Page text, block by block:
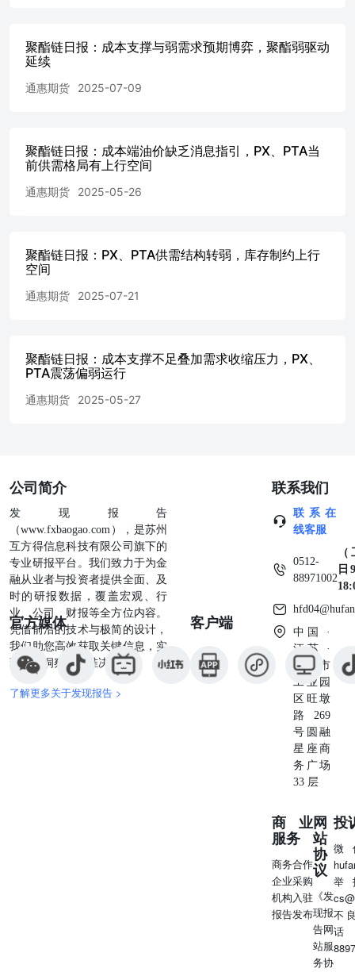
体节奏取决于数据。09月04日：世界黄金协会寻求推出数字
方面-需求 09月05日，轻纺城成交总量为840.0万米，环比增
发部 数据来源：Wind、通惠期货研发部 数据来源：Wind、
通惠期货研发部 数据来源：Wind、通惠期货研发部 数据来
发部 数据来源：Wind、通惠期货研发部 数据来源：Wind、
通惠期货研发部 数据来源：Wind、通惠期货研发部 附录：
的价格走势。用户已经提供了当前的市场数据，并且要求从
到PX和PTA的开工率，但需要结合一般市场情况推断。比
如，如果PX主力合约上涨，可能意味着供应偏紧，或者装
置开工率较高但存在潜在检修计划。PTA主力合约微涨，可
能供应稳定，但近期是否有装置重启或检修会影响未来的供
端方面，PTA工厂库存数据未提及，但价格变动和基差可能
反映库存情况。当前PTA基差为-52，可能显示现货供应相
对充足，库存压力存在。如果库存累积，可能抑制价格上
涨，反之库存下降则支撑价格。 需要结合聚酯产业链知
识，原油价格影响PX成本，下游纺织景气度影响PTA需
求。布油价格下跌到66.88美元，可能降低PX成本，但PX合
约上涨可能反映了其他因素，如供应紧张。PTA加工费的变
化也会影响其价格走势。 总结起来，供给端PX可能因装置
检修而趋紧，PTA供应稳定但有增产可能；需求端聚酯开工
率高且轻纺城需求提升，利好PTA；库存端PTA可能面临压
力，但需求增长可能缓解库存。需要将这些因素综合，做出
价格走势判断。
聚酯链日报：成本支撑与弱需求预期博弈，聚酯弱驱动
延续
通惠期货 2025-07-09
聚酯链日报：成本端油价缺乏消息指引，PX、PTA当
前供需格局有上行空间
通惠期货 2025-05-26
聚酯链日报：PX、PTA供需结构转弱，库存制约上行
空间
通惠期货 2025-07-21
聚酯链日报：成本支撑不足叠加需求收缩压力，PX、
PTA震荡偏弱运行
通惠期货 2025-05-27
公司简介
发现报告
（www.fxbaogao.com），是苏州
互方得信息科技有限公司旗下的
专业研报平台。我们致力于为金
融从业者与投资者提供全面、及
时的研报数据，覆盖宏观、行
业、公司、财报等全方位内容。
凭借前沿的技术与极简的设计，
我们助您高效获取关键信息，实
现深度洞察与精准决策。
了解更多关于发现报告 >
官方媒体 客户端
联系我们
联系在
线客服
0512-
88971002
日
中国 ·
江苏 ·
苏州市
工业园
区旺墩
路269
号圆融
星座商
务广场
33 层
商业
服务
商务合作
企业采购
机构入驻
报告发布
网
站
协
议
《发
现报
告网
站服
务协
投
微
举
不